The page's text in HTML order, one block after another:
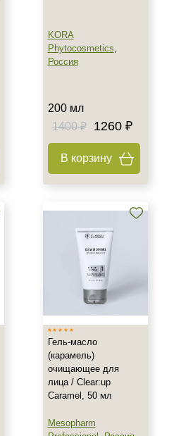
KORA
Phytocosmetics,
Россия
200 мл
1400 ₽
1260 ₽
В корзину
Гель-масло
(карамель)
очищающее для
лица / Clear:up
Caramel, 50 мл
Mesopharm